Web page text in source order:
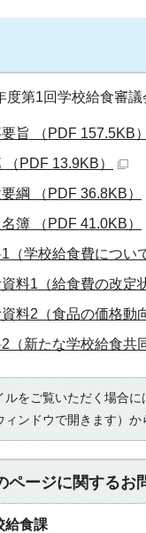
度第1回学校給食審
旨 （PDF 157.5KB）
（PDF 13.9KB）
綱 （PDF 36.8KB）
簿 （PDF 41.0KB）
（学校給食費につい
料1（給食費の改定
料2（食品の価格動
（新たな学校給食共
ルをご覧いただく場合
ィンドウで開きます）
ページに関するお
給食課